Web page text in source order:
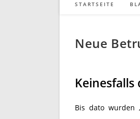
STARTSEITE
Neue
Keinesfalls
Bis dato wurden